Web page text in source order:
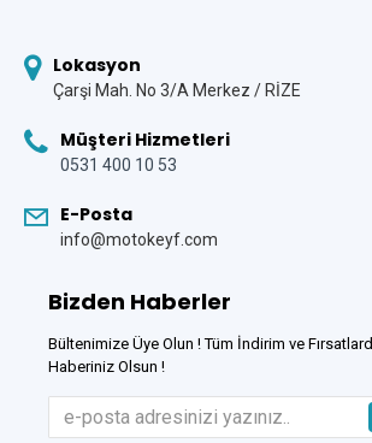
Lokasyon
Çarşi Mah. No 3/A Merkez / RİZE
Müşteri Hizmetleri
0531 400 10 53
E-Posta
info@motokeyf.com
Bizden Haberler
Bültenimize Üye Olun ! Tüm İndirim ve
Haberiniz Olsun !